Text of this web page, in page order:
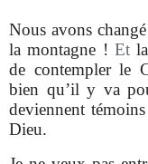
Nous avons
la montagne ! Et
de contempler le
bien qu’il y va
deviennent
Dieu.